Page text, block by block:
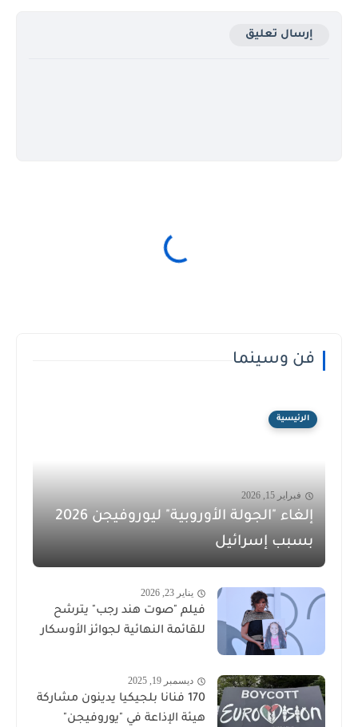
إرسال تعليق
فن وسينما
الرئيسية
فبراير 15, 2026
إلغاء "الجولة الأوروبية" ليوروفيجن 2026
بسبب إسرائيل
يناير 23, 2026
فيلم "صوت هند رجب" يترشح
للقائمة النهائية لجوائز الأوسكار
ديسمبر 19, 2025
170 فنانا بلجيكيا يدينون مشاركة
هيئة الإذاعة في "يوروفيجن"